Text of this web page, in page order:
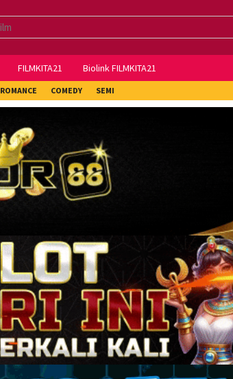
FILMKITA21 Biolink FILMKITA21
ROMANCE COMEDY SEMI